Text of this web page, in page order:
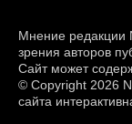
Мнение редакции
зрения авторов
Сайт может
© Copyright 2026
сайта